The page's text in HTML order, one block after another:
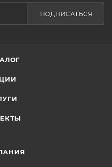
ПОДПИСАТЬСЯ